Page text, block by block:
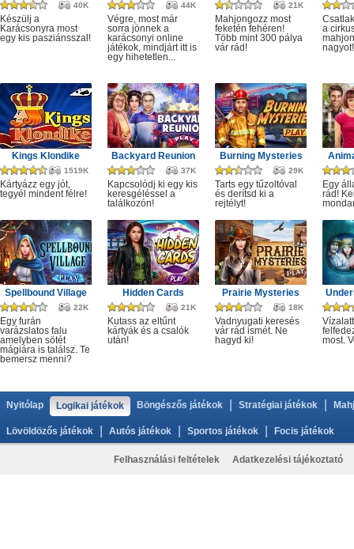
40K
Készülj a
Karácsonyra most
egy kis pasziánsszal!
44K
Végre, most már
sorra jönnek a
karácsonyi online
játékok, mindjárt itt is
egy hihetetlen...
21K
Mahjongozz most
feketén fehéren!
Több mint 300 pálya
vár rád!
a
nagyot!
Kings Klondike
1519K
Kártyázz egy jót,
tegyél mindent félre!
Backyard Reunion
37K
Kapcsolódj ki egy kis
keresgéléssel a
találkozón!
Burning Mysteries
29K
Tarts egy tűzoltóval
és derítsd ki a
rejtélyt!
Egy
rád!
Spellbound Village
22K
Egy furán
varázslatos falu
amelyben sötét
mágiára is találsz. Te
bemersz menni?
Hidden Cards
21K
Kutass az eltűnt
kártyák és a csalók
után!
Prairie Mysteries
18K
Vadnyugati keresés
vár rád ismét. Ne
hagyd ki!
most.
Nyitólap Logikai játékok Böngészős játékok Stratégiai játékok
Lövöldözős játékok Autós játékok Sportos játékok Focis játékok
Felhasználási feltételek Adatkezelési tájékoztató